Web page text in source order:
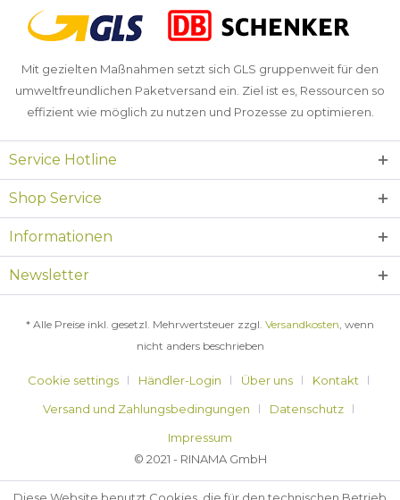
Mit gezielten Maßnahmen setzt sich GLS gruppenweit für den
umweltfreundlichen Paketversand ein. Ziel ist es, Ressourcen so
effizient wie möglich zu nutzen und Prozesse zu optimieren.
Service Hotline
Shop Service
Informationen
Newsletter
* Alle Preise inkl. gesetzl. Mehrwertsteuer zzgl. Versandkosten, wenn
nicht anders beschrieben
Cookie settings Händler-Login Über uns
Kontakt
Versand und Zahlungsbedingungen
Datenschutz
Impressum
© 2021 - RINAMA GmbH